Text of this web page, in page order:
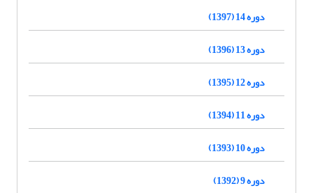
دوره 14 (1397)
دوره 13 (1396)
دوره 12 (1395)
دوره 11 (1394)
دوره 10 (1393)
دوره 9 (1392)